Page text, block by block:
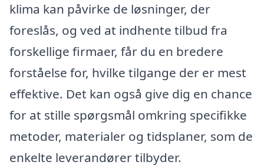
klima kan påvirke de løsninger, der
foreslås, og ved at indhente tilbud fra
forskellige firmaer, får du en bredere
forståelse for, hvilke tilgange der er mest
effektive. Det kan også give dig en chance
for at stille spørgsmål omkring specifikke
metoder, materialer og tidsplaner, som de
enkelte leverandører tilbyder.